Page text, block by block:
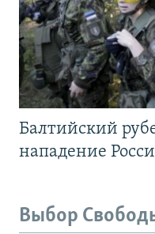
Балтийский
нападение
Выбор